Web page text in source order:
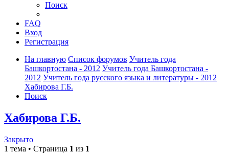
Поиск
FAQ
Вход
Регистрация
На главную Список форумов Учитель года
Башкортостана - 2012 Учитель года Башкортостана -
2012 Учитель года русского языка и литературы - 2012
Хабирова Г.Б.
Поиск
Хабирова Г.Б.
Закрыто
1 тема • Страница 1 из 1